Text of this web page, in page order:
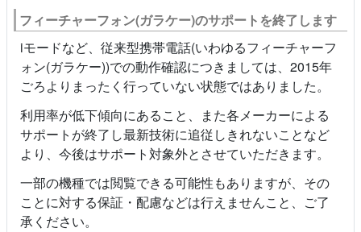
フィーチャーフォン(ガラケー)のサポートを終了します
iモードなど、従来型携帯電話(いわゆるフィーチャーフ
ォン(ガラケー))での動作確認につきましては、2015年
ごろよりまったく行っていない状態ではありました。
利用率が低下傾向にあること、また各メーカーによる
サポートが終了し最新技術に追従しきれないことなど
より、今後はサポート対象外とさせていただきます。
一部の機種では閲覧できる可能性もありますが、その
ことに対する保証・配慮などは行えませんこと、ご了
承ください。